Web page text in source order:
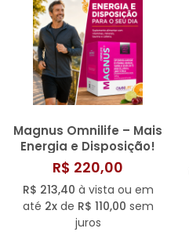
Magnus Omnilife – Mais
Energia e Disposição!
R$ 220,00
R$ 213,40 à vista ou em
até 2xde R$ 110,00 sem
juros